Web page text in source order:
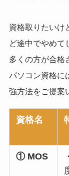
資格取りたいけ
ど途中でやめ
多くの方が合格
パソコン資格に
強方法をご提案
資格名
① MOS